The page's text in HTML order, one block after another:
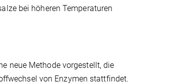
bei höheren Temperaturen
neue Methode vorgestellt, die
von Enzymen stattfindet.